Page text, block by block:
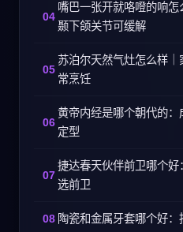
嘴巴一张开就咯噔的响
颞下颌关节可缓解
苏泊尔天然气灶怎么样
常烹饪
黄帝内经是哪个朝代的
定型
捷达春天伙伴前卫哪个
选前卫
陶瓷和金属牙套哪个好